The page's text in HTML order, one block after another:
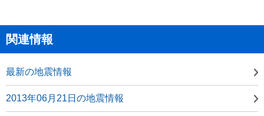
関連情報
最新の地震情報
2013年06月21日の地震情報